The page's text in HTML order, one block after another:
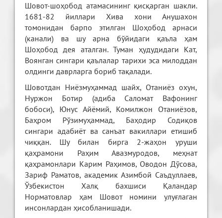
Шовот-шоҳобод атамасининг қисқарган шакли.
1681-82 йиллари Хива хони Анушахон
томонидан барпо этилган Шоҳобод арнаси
(канали) ва шу арна бўйидаги қаъла ҳам
Шоҳобод дея аталган. Туман ҳудудидаги Кат,
Воянган сингари қаълалар тарихи эса милоддан
олдинги даврларга бориб тақалади.
Шовотдан Ниёзмуҳаммад шайх, Отаниёз охун,
Нуржон Ботир (адиба Саломат Вафонинг
бобоси), Юнус Айёмий, Комилжон Отаниёзов,
Баҳром Рўзимуҳаммад, Баҳодир Содиқов
сингари адабиёт ва санъат вакиллари етишиб
чиққан. Шу билан бирга 2-жаҳон уруши
қаҳрамони Раҳим Авазмуродов, меҳнат
қаҳрамонлари Карим Раҳимов, Оводон Дўсова,
Зариф Раматов, академик Азимбой Саъдуллаев,
Ўзбекистон Халқ бахшиси Қаландар
Норматовлар ҳам Шовот номини улуғлаган
инсонлардан ҳисобланишади.